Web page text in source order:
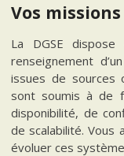
Vos missions
La DGSE
renseignement
issues de sources
sont soumis à de
disponibilité, de
de scalabilité. Vous
évoluer ces